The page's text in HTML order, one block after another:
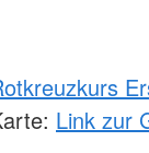
Link zur